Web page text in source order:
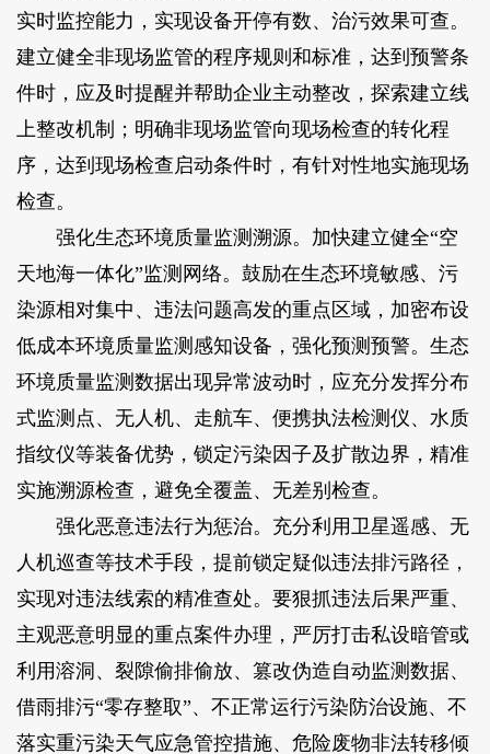
实时监控能力，实现设备开停有数、治污效果可查。
建立健全非现场监管的程序规则和标准，达到预警条
件时，应及时提醒并帮助企业主动整改，探索建立线
上整改机制；明确非现场监管向现场检查的转化程
序，达到现场检查启动条件时，有针对性地实施现场
检查。
强化生态环境质量监测溯源。加快建立健全“空
天地海一体化”监测网络。鼓励在生态环境敏感、污
染源相对集中、违法问题高发的重点区域，加密布设
低成本环境质量监测感知设备，强化预测预警。生态
环境质量监测数据出现异常波动时，应充分发挥分布
式监测点、无人机、走航车、便携执法检测仪、水质
指纹仪等装备优势，锁定污染因子及扩散边界，精准
实施溯源检查，避免全覆盖、无差别检查。
强化恶意违法行为惩治。充分利用卫星遥感、无
人机巡查等技术手段，提前锁定疑似违法排污路径，
实现对违法线索的精准查处。要狠抓违法后果严重、
主观恶意明显的重点案件办理，严厉打击私设暗管或
利用溶洞、裂隙偷排偷放、篡改伪造自动监测数据、
借雨排污“零存整取”、不正常运行污染防治设施、不
落实重污染天气应急管控措施、危险废物非法转移倾